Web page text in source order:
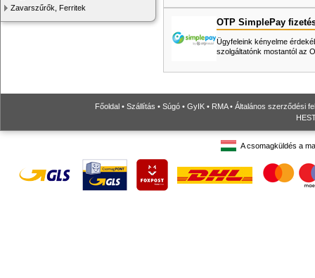
Zavarszűrők, Ferritek
OTP SimplePay
Ügyfeleink kényelme
szolgáltatónk mostantól az
Főoldal • Szállítás • Súgó • GyIK • RMA• Általános szerződési
A csomagküldés a